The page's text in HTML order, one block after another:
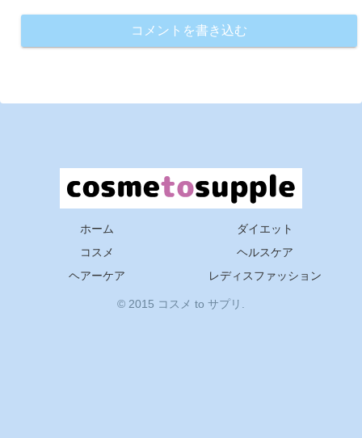
コメントを書き込む
ホーム
ダイエット
コスメ
ヘルスケア
ヘアーケア
レディスファッション
© 2015 コスメ to サプリ.